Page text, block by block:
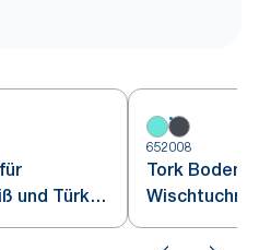
und Türkis
652008
Tork
Schwarz W1